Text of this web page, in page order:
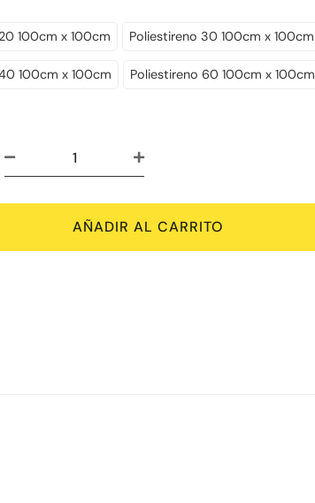
100cm x 100cm Poliestireno 30 100cm x 100cm
100cm x 100cm Poliestireno 60 100cm x 100cm
AÑADIR AL CARRITO